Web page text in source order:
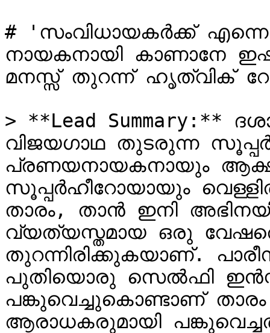
# 'സംവിധായകർക്ക്
നായകനായി കാണാനേ
മനസ്സ് തുറന്ന് ഹൃത്വിക്
> **Lead Summary:**
വിജയഗാഥ തുടരുന്ന
പ്രണയനായകനായും
സൂപ്പർഹീറോയായും
താരം, താൻ ഇനി
വ്യത്യസ്തമായ ഒരു
തുറന്നിരിക്കുകയാണ്.
പുതിയൊരു സെൽഫി
പങ്കുവെച്ചുകൊണ്ടാണ്
ആരാധകരുമായി